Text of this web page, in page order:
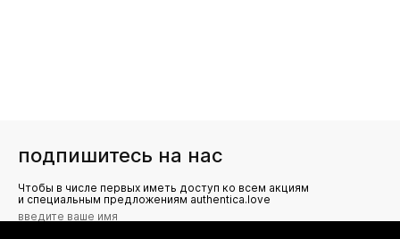
подпишитесь на нас
Чтобы в числе первых иметь доступ ко всем акциям
и специальным предложениям authentica.love